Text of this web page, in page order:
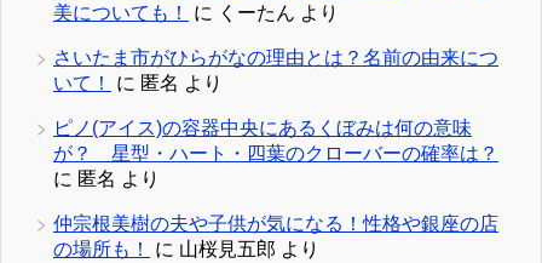
美についても！
に くーたん より
さいたま市がひらがなの理由とは？名前の由来につ
いて！
に 匿名 より
ピノ(アイス)の容器中央にあるくぼみは何の意味
が？ 星型・ハート・四葉のクローバーの確率は？
に 匿名 より
仲宗根美樹の夫や子供が気になる！性格や銀座の店
の場所も！
に 山桜見五郎 より